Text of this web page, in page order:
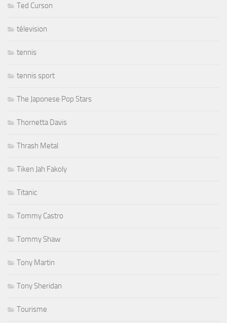
Ted Curson
télevision
tennis
tennis sport
The Japonese Pop Stars
Thornetta Davis
Thrash Metal
Tiken Jah Fakoly
Titanic
Tommy Castro
Tommy Shaw
Tony Martin
Tony Sheridan
Tourisme